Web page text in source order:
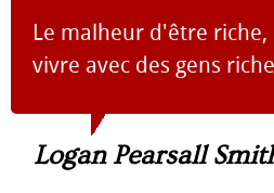
Le malheur d'être
vivre avec des gens
Logan Pearsall